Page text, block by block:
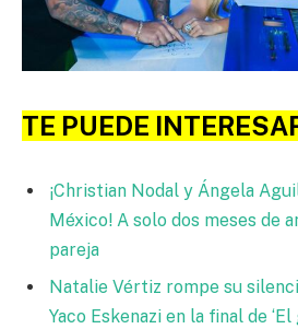
TE PUEDE
¡Christian Nodal y Ángela
México! A solo dos meses de
pareja
Natalie Vértiz rompe su
Yaco Eskenazi en la final de